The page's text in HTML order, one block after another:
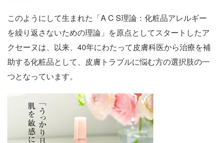
このようにして生まれた「A C S理論：化粧品アレルギー
を繰り返さないための理論」を原点としてスタートしたア
クセーヌは、以来、40年にわたって皮膚科医から治療を補
助する化粧品として、皮膚トラブルに悩む方の選択肢の一
つとなっています。